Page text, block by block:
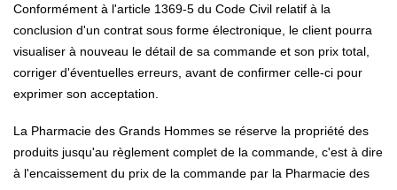
Conformément à l'article 1369-5 du Code Civil relatif à la
conclusion d'un contrat sous forme électronique, le client pourra
visualiser à nouveau le détail de sa commande et son prix total,
corriger d'éventuelles erreurs, avant de confirmer celle-ci pour
exprimer son acceptation.
La Pharmacie des Grands Hommes se réserve la propriété des
produits jusqu'au règlement complet de la commande, c'est à dire
à l'encaissement du prix de la commande par la Pharmacie des